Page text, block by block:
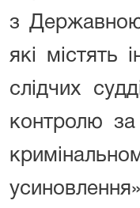
з Державною
які
слідчих
контролю